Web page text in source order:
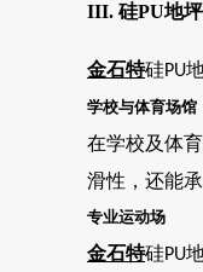
III. 硅PU地
金石特硅PU
学校与体育场馆
在学校及体
滑性，还能
专业运动场
金石特硅PU